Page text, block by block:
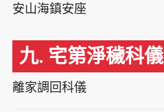
安山海鎮安座
九. 宅第淨穢科儀
離家調回科儀